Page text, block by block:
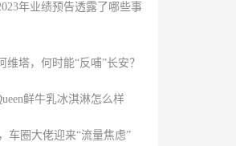
年业绩预告透露了哪些事
维塔，何时能“反哺”长安？
鲜牛乳冰淇淋怎么样
车圈大佬迎来“流量焦虑”